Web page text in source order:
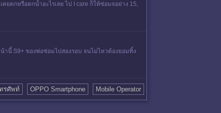
ยตกหรือตกน้ำอะไรเลย ไป I care ก็ให้ซ่อมจอย่าง 15,
านี้ S9+ ของพ่อซ่อมไปสองรอบ จนไม่ไหวต้องยอมทิ้ง
รศัพท์ OPPO Smartphone Mobile Operator